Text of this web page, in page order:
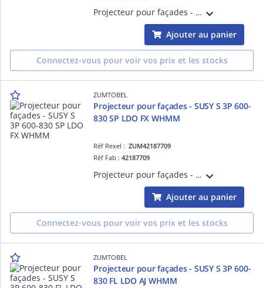
Projecteur pour façades - SUSY S 3P 600-840 FL LDO AJ CHMM - Projecteur LED pour éclairage de mise en valeur ¿ 609 lm ¿ 9W ¿ 30° ¿ 4000K ¿ Ra>80 ¿ IP68 ¿ version DALI
Ajouter au panier
Connectez-vous pour voir vos prix et les stocks
ZUMTOBEL
Projecteur pour façades - SUSY S 3P 600-
830 SP LDO FX WHMM
Réf Rexel :ZUM42187709
Réf Fab :42187709
Projecteur pour façades - SUSY S 3P 600-830 SP LDO FX WHMM - Projecteur LED pour éclairage de mise en valeur ¿ 630 lm ¿ 9W ¿ 30° ¿ 3000K ¿ Ra>80 ¿ IP68 ¿ version DALI
Ajouter au panier
Connectez-vous pour voir vos prix et les stocks
ZUMTOBEL
Projecteur pour façades - SUSY S 3P 600-
830 FL LDO AJ WHMM